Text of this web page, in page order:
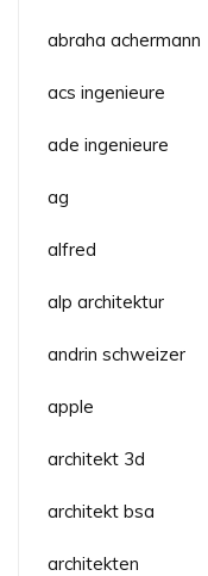
abraha achermann
acs ingenieure
ade ingenieure
ag
alfred
alp architektur
andrin schweizer
apple
architekt 3d
architekt bsa
architekten